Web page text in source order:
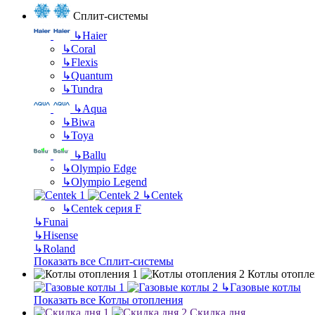
Сплит-системы
↳Haier
↳Coral
↳Flexis
↳Quantum
↳Tundra
↳Aqua
↳Biwa
↳Toya
↳Ballu
↳Olympio Edge
↳Olympio Legend
↳Centek
↳Centek серия F
↳Funai
↳Hisense
↳Roland
Показать все Сплит-системы
Котлы
↳Газовые котлы
Показать все Котлы отопления
Скидка дня